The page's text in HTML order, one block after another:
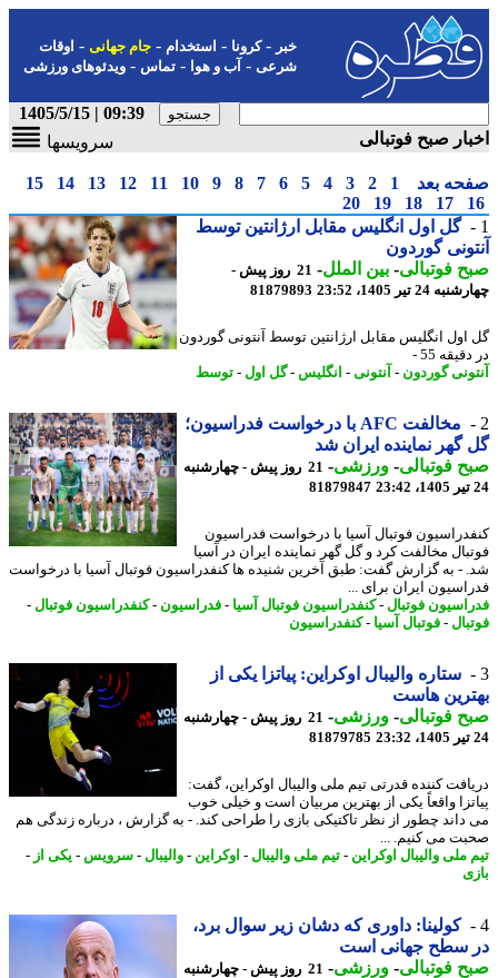
-کرونا-استخدام- جام جهانی-اوقات
شرعی-آب و هوا-تماس-ویدئوهای ورزشی
09:39 | 1405/5/15
صبح فوتبالی
سرویسها
بعد 1
2
3
4
5
6
7
8
9
10
11
12
13
14
15
17
18
19
20
گل اول انگلیس مقابل ارژانتین توسط
گوردون
فوتبالی-بین الملل-
21 روز پیش -
24 تیر 1405، 23:52
81879893
انگلیس مقابل ارژانتین توسط آنتونی گوردون
55 -
گوردون -آنتونی-انگلیس-گل اول-توسط
مخالفت AFC با درخواست فدراسیون؛
نماینده ایران شد
فوتبالی-ورزشی-
21 روز پیش - چهارشنبه
81879847
فوتبال آسیا با درخواست فدراسیون
مخالفت کرد و گل گهر نماینده ایران در آسیا
- به گزارش گفت: طبق آخرین شنیده ها کنفدراسیون فوتبال آسیا با درخواست
ایران برای ...
فوتبال-کنفدراسیون فوتبال آسیا -فدراسیون-کنفدراسیون فوتبال-
-فوتبال آسیا -کنفدراسیون
ستاره والیبال اوکراین: پیاتزا یکی از
هاست
فوتبالی-ورزشی-
21 روز پیش - چهارشنبه
81879785
کننده قدرتی تیم ملی والیبال اوکراین، گفت:
واقعاً یکی از بهترین مربیان است و خیلی خوب
چطور از نظر تاکتیکی بازی را طراحی کند. - به گزارش ، درباره زندگی هم
می کنیم. ...
ملی والیبال اوکراین- تیم ملی والیبال-اوکراین- والیبال-سرویس-یکی از-
کولینا: داوری که دشان زیر سوال برد،
سطح جهانی است
فوتبالی-ورزشی-
21 روز پیش - چهارشنبه